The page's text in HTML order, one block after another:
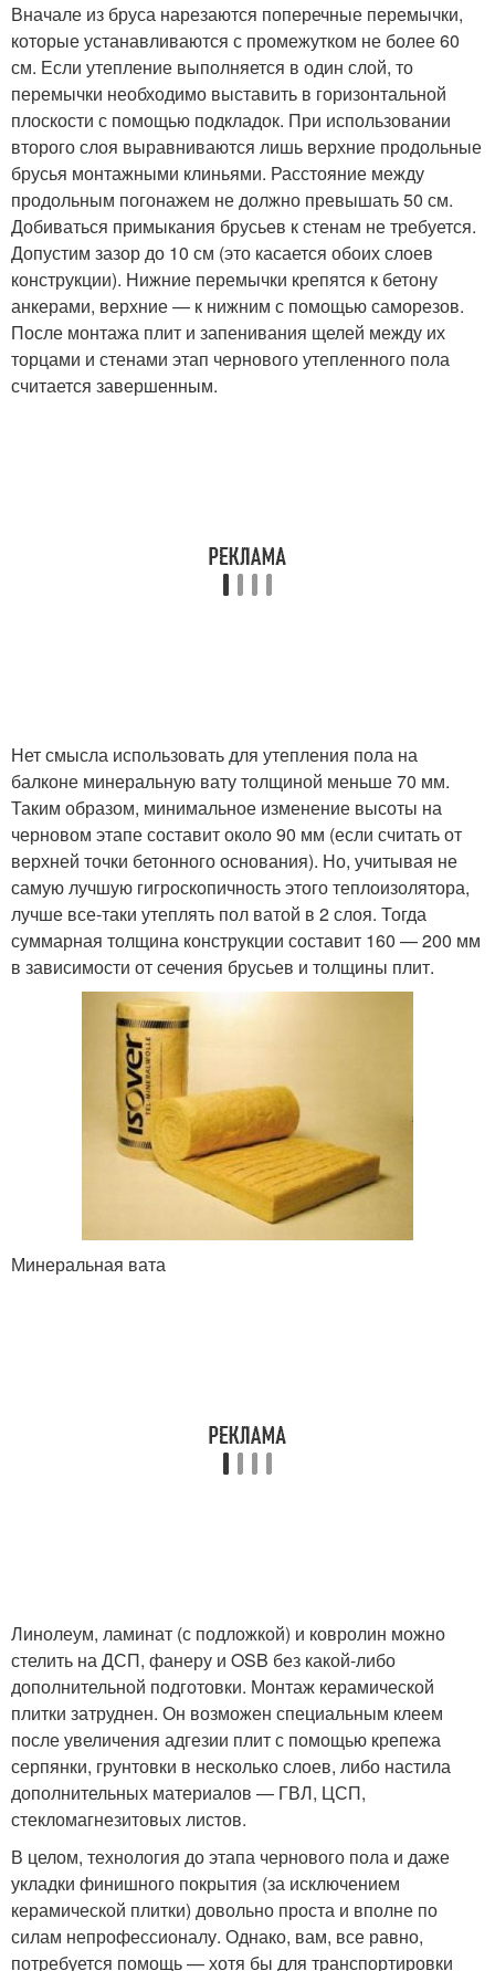
Вначале из бруса нарезаются поперечные перемычки,
которые устанавливаются с промежутком не более 60
см. Если утепление выполняется в один слой, то
перемычки необходимо выставить в горизонтальной
плоскости с помощью подкладок. При использовании
второго слоя выравниваются лишь верхние продольные
брусья монтажными клиньями. Расстояние между
продольным погонажем не должно превышать 50 см.
Добиваться примыкания брусьев к стенам не требуется.
Допустим зазор до 10 см (это касается обоих слоев
конструкции). Нижние перемычки крепятся к бетону
анкерами, верхние — к нижним с помощью саморезов.
После монтажа плит и запенивания щелей между их
торцами и стенами этап чернового утепленного пола
считается завершенным.
Нет смысла использовать для утепления пола на
балконе минеральную вату толщиной меньше 70 мм.
Таким образом, минимальное изменение высоты на
черновом этапе составит около 90 мм (если считать от
верхней точки бетонного основания). Но, учитывая не
самую лучшую гигроскопичность этого теплоизолятора,
лучше все-таки утеплять пол ватой в 2 слоя. Тогда
суммарная толщина конструкции составит 160 — 200 мм
в зависимости от сечения брусьев и толщины плит.
Минеральная вата
Линолеум, ламинат (с подложкой) и ковролин можно
стелить на ДСП, фанеру и OSB без какой-либо
дополнительной подготовки. Монтаж керамической
плитки затруднен. Он возможен специальным клеем
после увеличения адгезии плит с помощью крепежа
серпянки, грунтовки в несколько слоев, либо настила
дополнительных материалов — ГВЛ, ЦСП,
стекломагнезитовых листов.
В целом, технология до этапа чернового пола и даже
укладки финишного покрытия (за исключением
керамической плитки) довольно проста и вполне по
силам непрофессионалу. Однако, вам, все равно,
потребуется помощь — хотя бы для транспортировки